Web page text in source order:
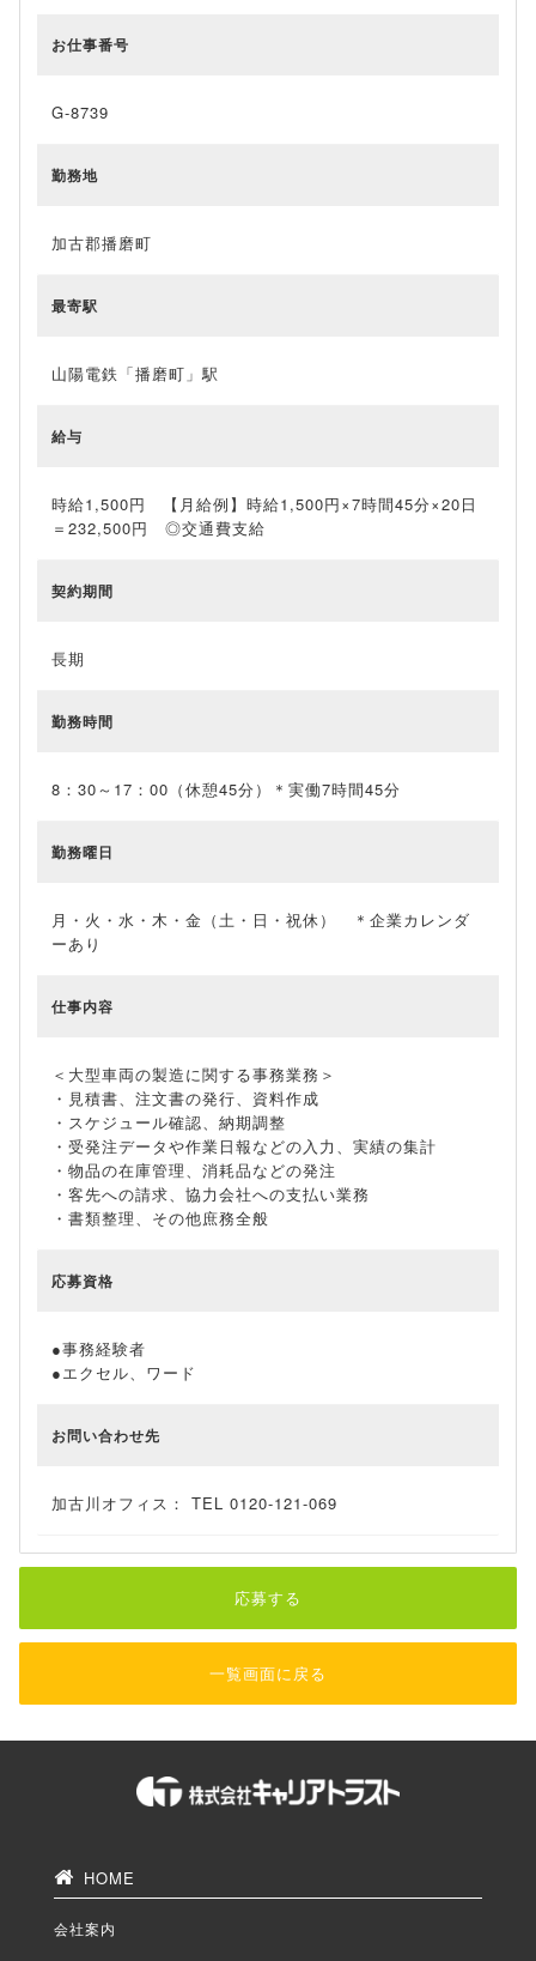
お仕事番号
G-8739
勤務地
加古郡播磨町
最寄駅
山陽電鉄「播磨町」駅
給与
時給1,500円 【月給例】時給1,500円×7時間45分×20日
＝232,500円 ◎交通費支給
契約期間
長期
勤務時間
8：30～17：00（休憩45分）＊実働7時間45分
勤務曜日
月・火・水・木・金（土・日・祝休） ＊企業カレンダ
ーあり
仕事内容
＜大型車両の製造に関する事務業務＞
・見積書、注文書の発行、資料作成
・スケジュール確認、納期調整
・受発注データや作業日報などの入力、実績の集計
・物品の在庫管理、消耗品などの発注
・客先への請求、協力会社への支払い業務
・書類整理、その他庶務全般
応募資格
●事務経験者
●エクセル、ワード
お問い合わせ先
加古川オフィス： TEL 0120-121-069
応募する
一覧画面に戻る
HOME
会社案内